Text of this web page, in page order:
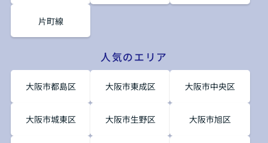
片町線
人気のエリア
大阪市都島区 大阪市東成区 大阪市中央区
大阪市城東区 大阪市生野区 大阪市旭区